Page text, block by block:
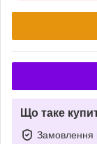
Що таке
Замовлення